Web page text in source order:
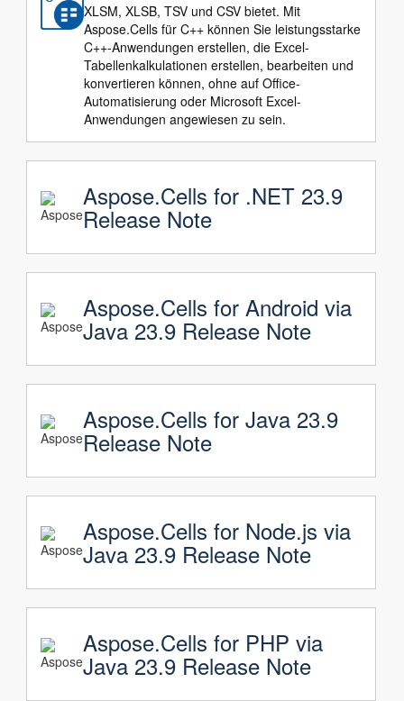
XLSM, XLSB, TSV und CSV bietet. Mit
Aspose.Cells für C++ können Sie leistungsstarke
C++-Anwendungen erstellen, die Excel-
Tabellenkalkulationen erstellen, bearbeiten und
konvertieren können, ohne auf Office-
Automatisierung oder Microsoft Excel-
Anwendungen angewiesen zu sein.
Aspose.Cells for .NET 23.9
Release Note
Aspose.Cells for Android via
Java 23.9 Release Note
Aspose.Cells for Java 23.9
Release Note
Aspose.Cells for Node.js via
Java 23.9 Release Note
Aspose.Cells for PHP via
Java 23.9 Release Note